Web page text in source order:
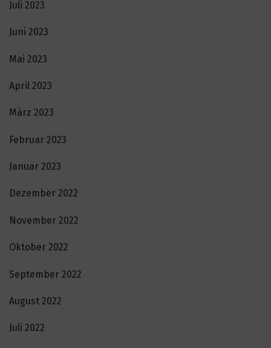
Juli 2023
Juni 2023
Mai 2023
April 2023
März 2023
Februar 2023
Januar 2023
Dezember 2022
November 2022
Oktober 2022
September 2022
August 2022
Juli 2022